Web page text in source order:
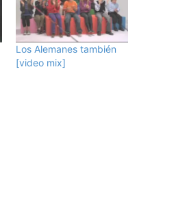
Los Alemanes también
[video mix]